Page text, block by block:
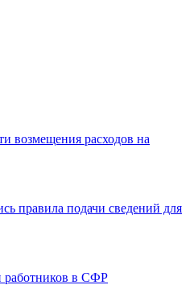
возмещения расходов на
правила подачи сведений для
работников в СФР